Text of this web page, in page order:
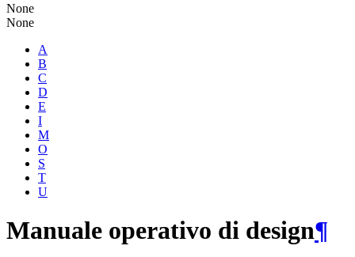
None
None
A
B
C
D
E
I
M
O
S
T
U
Manuale operativo di design¶